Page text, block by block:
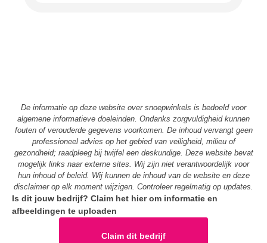
De informatie op deze website over snoepwinkels is bedoeld voor
algemene informatieve doeleinden. Ondanks zorgvuldigheid kunnen
fouten of verouderde gegevens voorkomen. De inhoud vervangt geen
professioneel advies op het gebied van veiligheid, milieu of
gezondheid; raadpleeg bij twijfel een deskundige. Deze website bevat
mogelijk links naar externe sites. Wij zijn niet verantwoordelijk voor
hun inhoud of beleid. Wij kunnen de inhoud van de website en deze
disclaimer op elk moment wijzigen. Controleer regelmatig op updates.
Is dit jouw bedrijf? Claim het hier om informatie en
afbeeldingen te uploaden
Claim dit bedrijf